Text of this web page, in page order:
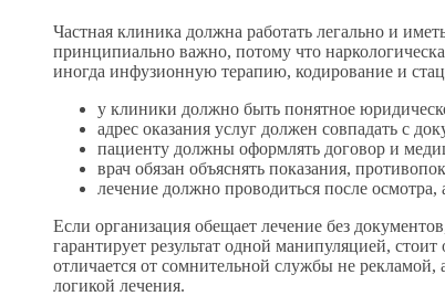
Частная клиника должна работать легально и
принципиально важно, потому что
иногда инфузионную терапию, кодирование и
у клиники должно быть понятное
адрес оказания услуг должен совпадать с
пациенту должны оформлять договор и
врач обязан объяснять показания,
лечение должно проводиться после осмотра,
Если организация обещает лечение без
гарантирует результат одной манипуляцией,
отличается от сомнительной службы не
логикой лечения.